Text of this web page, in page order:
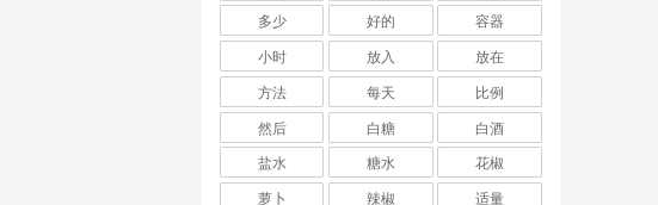
多少
好的
容器
小时
放入
放在
方法
每天
比例
然后
白糖
白酒
盐水
糖水
花椒
萝卜
辣椒
适量